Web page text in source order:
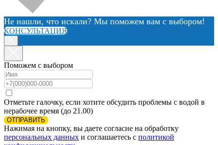
Не нашли, что искали? Мы поможем вам с выбором!
КОНСУЛЬТАЦИЯ
Поможем с выбором
Отметьте галочку, если хотите обсудить проблемы с водой в
нерабочее время (до 21.00)
ОТПРАВИТЬ
Нажимая на кнопку, вы даете согласие на обработку
персональных данных и соглашаетесь c политикой